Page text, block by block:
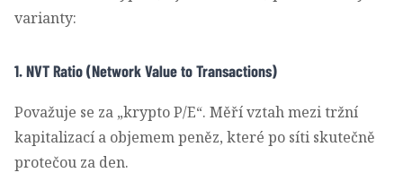
varianty:
1. NVT Ratio (Network Value to Transactions)
Považuje se za „krypto P/E“. Měří vztah mezi tržní
kapitalizací a objemem peněz, které po síti skutečně
protečou za den.